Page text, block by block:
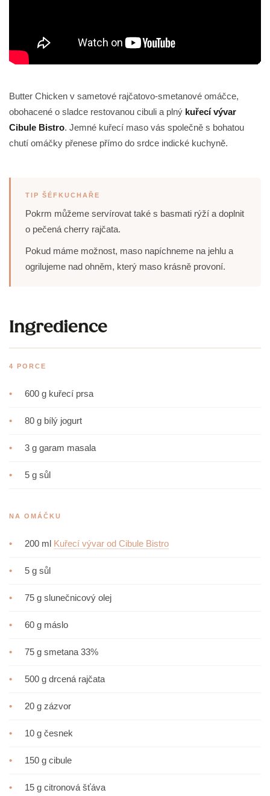
Butter Chicken v sametové rajčatovo-smetanové omáčce,
obohacené o sladce restovanou cibuli a plný kuřecí vývar
Cibule Bistro. Jemné kuřecí maso vás společně s bohatou
chutí omáčky přenese přímo do srdce indické kuchyně.
TIP ŠÉFKUCHAŘE
Pokrm můžeme servírovat také s basmati rýží a doplnit
o pečená cherry rajčata.
Pokud máme možnost, maso napíchneme na jehlu a
ogrilujeme nad ohněm, který maso krásně provoní.
Ingredience
4 PORCE
• 600 g kuřecí prsa
• 80 g bílý jogurt
• 3 g garam masala
• 5 g sůl
NA OMÁČKU
• 200 ml Kuřecí vývar od Cibule Bistro
• 5 g sůl
• 75 g slunečnicový olej
• 60 g máslo
• 75 g smetana 33%
• 500 g drcená rajčata
• 20 g zázvor
• 10 g česnek
• 150 g cibule
• 15 g citronová šťáva